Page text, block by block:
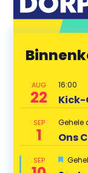
AUG
22
16:00
Kick-
SEP
1
Gehele
Ons
SEP
U